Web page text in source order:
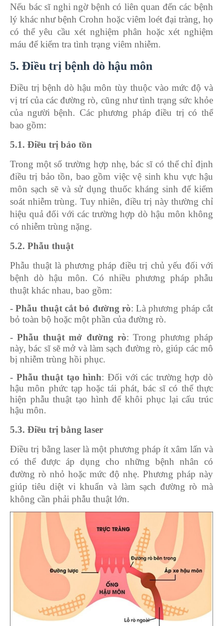
Nếu bác sĩ nghi ngờ bệnh có liên quan đến các bệnh
lý khác như bệnh Crohn hoặc viêm loét đại tràng, họ
có thể yêu cầu xét nghiệm phân hoặc xét nghiệm
máu để kiểm tra tình trạng viêm nhiễm.
5. Điều trị bệnh dò hậu môn
Điều trị bệnh dò hậu môn tùy thuộc vào mức độ và
vị trí của các đường rò, cũng như tình trạng sức khỏe
của người bệnh. Các phương pháp điều trị có thể
bao gồm:
5.1. Điều trị bảo tồn
Trong một số trường hợp nhẹ, bác sĩ có thể chỉ định
điều trị bảo tồn, bao gồm việc vệ sinh khu vực hậu
môn sạch sẽ và sử dụng thuốc kháng sinh để kiểm
soát nhiễm trùng. Tuy nhiên, điều trị này thường chỉ
hiệu quả đối với các trường hợp dò hậu môn không
có nhiễm trùng nặng.
5.2. Phẫu thuật
Phẫu thuật là phương pháp điều trị chủ yếu đối với
bệnh dò hậu môn. Có nhiều phương pháp phẫu
thuật khác nhau, bao gồm:
- Phẫu thuật cắt bỏ đường rò: Là phương pháp cắt
bỏ toàn bộ hoặc một phần của đường rò.
- Phẫu thuật mở đường rò: Trong phương pháp
này, bác sĩ sẽ mở và làm sạch đường rò, giúp các mô
bị nhiễm trùng hồi phục.
- Phẫu thuật tạo hình: Đối với các trường hợp dò
hậu môn phức tạp hoặc tái phát, bác sĩ có thể thực
hiện phẫu thuật tạo hình để khôi phục lại cấu trúc
hậu môn.
5.3. Điều trị bằng laser
Điều trị bằng laser là một phương pháp ít xâm lấn và
có thể được áp dụng cho những bệnh nhân có
đường rò nhỏ hoặc mức độ nhẹ. Phương pháp này
giúp tiêu diệt vi khuẩn và làm sạch đường rò mà
không cần phải phẫu thuật lớn.